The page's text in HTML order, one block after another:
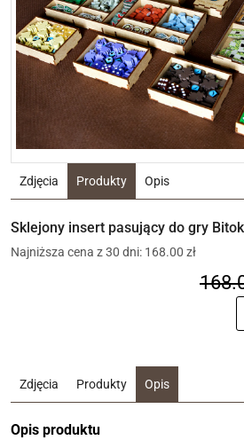
Zdjęcia Produkty Opis
Sklejony insert pasujący do gry
Najniższa cena z 30 dni: 168.00 zł
Zdjęcia Produkty Opis
Opis produktu